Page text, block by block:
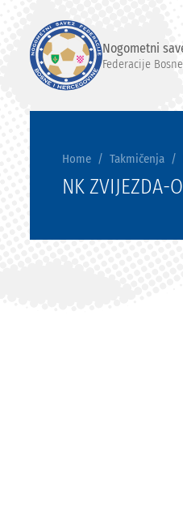
Nogometni
Federacije
Home Takmičenja
NK ZVIJEZDA-